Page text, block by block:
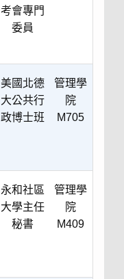
考會專門
委員
美國北德
大公共行
政博士班
管理學
院
M705
永和社區
大學主任
秘書
管理學
院
M409